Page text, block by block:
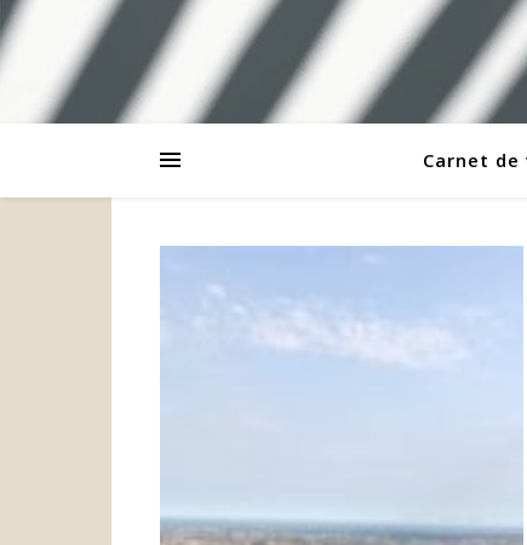
Carnet de